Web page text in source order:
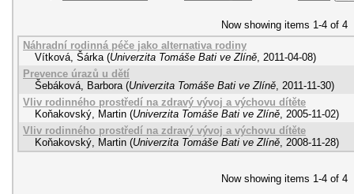
Now showing items 1-4 of 4
Náhradní rodinná péče jako alternativa rodiny
Vítková, Šárka (Univerzita Tomáše Bati ve Zlíně, 2011-04-08)
Prevence úrazů u dětí
Šebáková, Barbora (Univerzita Tomáše Bati ve Zlíně, 2011-11-30)
Vliv rodinného prostředí na zdravý vývoj a výchovu dítěte
Koňakovský, Martin (Univerzita Tomáše Bati ve Zlíně, 2005-11-02)
Vliv rodinného prostředí na zdravý vývoj a výchovu dítěte
Koňakovský, Martin (Univerzita Tomáše Bati ve Zlíně, 2008-11-28)
Now showing items 1-4 of 4